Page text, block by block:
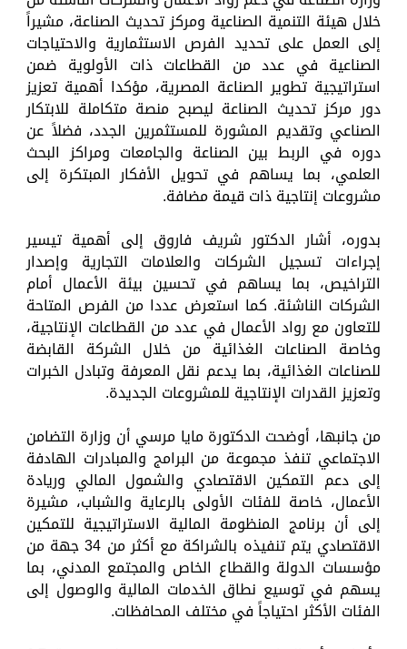
خلال هيئة التنمية الصناعية ومركز تحديث الصناعة، مشيراً
إلى العمل على تحديد الفرص الاستثمارية والاحتياجات
الصناعية في عدد من القطاعات ذات الأولوية ضمن
استراتيجية تطوير الصناعة المصرية، مؤكدا أهمية تعزيز
دور مركز تحديث الصناعة ليصبح منصة متكاملة للابتكار
الصناعي وتقديم المشورة للمستثمرين الجدد، فضلاً عن
دوره في الربط بين الصناعة والجامعات ومراكز البحث
العلمي، بما يساهم في تحويل الأفكار المبتكرة إلى
مشروعات إنتاجية ذات قيمة مضافة.
بدوره، أشار الدكتور شريف فاروق إلى أهمية تيسير
إجراءات تسجيل الشركات والعلامات التجارية وإصدار
التراخيص، بما يساهم في تحسين بيئة الأعمال أمام
الشركات الناشئة. كما استعرض عددا من الفرص المتاحة
للتعاون مع رواد الأعمال في عدد من القطاعات الإنتاجية،
وخاصة الصناعات الغذائية من خلال الشركة القابضة
للصناعات الغذائية، بما يدعم نقل المعرفة وتبادل الخبرات
وتعزيز القدرات الإنتاجية للمشروعات الجديدة.
من جانبها، أوضحت الدكتورة مايا مرسي أن وزارة التضامن
الاجتماعي تنفذ مجموعة من البرامج والمبادرات الهادفة
إلى دعم التمكين الاقتصادي والشمول المالي وريادة
الأعمال، خاصة للفئات الأولى بالرعاية والشباب، مشيرة
إلى أن برنامج المنظومة المالية الاستراتيجية للتمكين
الاقتصادي يتم تنفيذه بالشراكة مع أكثر من 34 جهة من
مؤسسات الدولة والقطاع الخاص والمجتمع المدني، بما
يسهم في توسيع نطاق الخدمات المالية والوصول إلى
الفئات الأكثر احتياجاً في مختلف المحافظات.